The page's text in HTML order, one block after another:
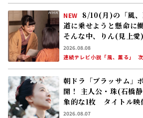
NEW
8/10(月)の「風
道に乗せようと懸命に
そんな中、りん(見上
る
2026.08.08
連続テレビ小説「風、薫る」
朝ドラ「ブラッサム」
開！ 主人公・珠(石橋
象的な1枚 タイトル映
りは三條雅幸アナ
2026.08.07